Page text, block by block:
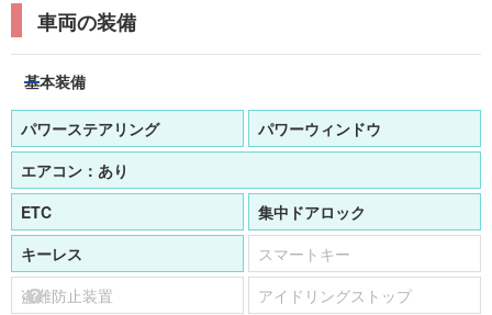
車両の装備
基本装備
パワーステアリング
パワーウィンドウ
エアコン： あり
ETC
集中ドアロック
キーレス
スマートキー
盗難防止装置
アイドリングストップ